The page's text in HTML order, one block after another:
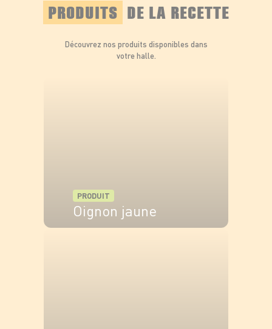
PRODUITS DE LA RECETTE
Découvrez nos produits disponibles dans
votre halle.
PRODUIT
Oignon jaune